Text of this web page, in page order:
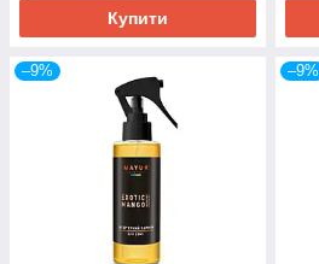
Купити
–9% –9%